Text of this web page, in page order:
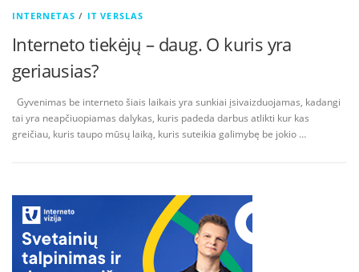
INTERNETAS / IT VERSLAS
Interneto tiekėjų – daug. O kuris yra
geriausias?
Gyvenimas be interneto šiais laikais yra sunkiai įsivaizduojamas, kadangi
tai yra neapčiuopiamas dalykas, kuris padeda darbus atlikti kur kas
greičiau, kuris taupo mūsų laiką, kuris suteikia galimybę be jokio …